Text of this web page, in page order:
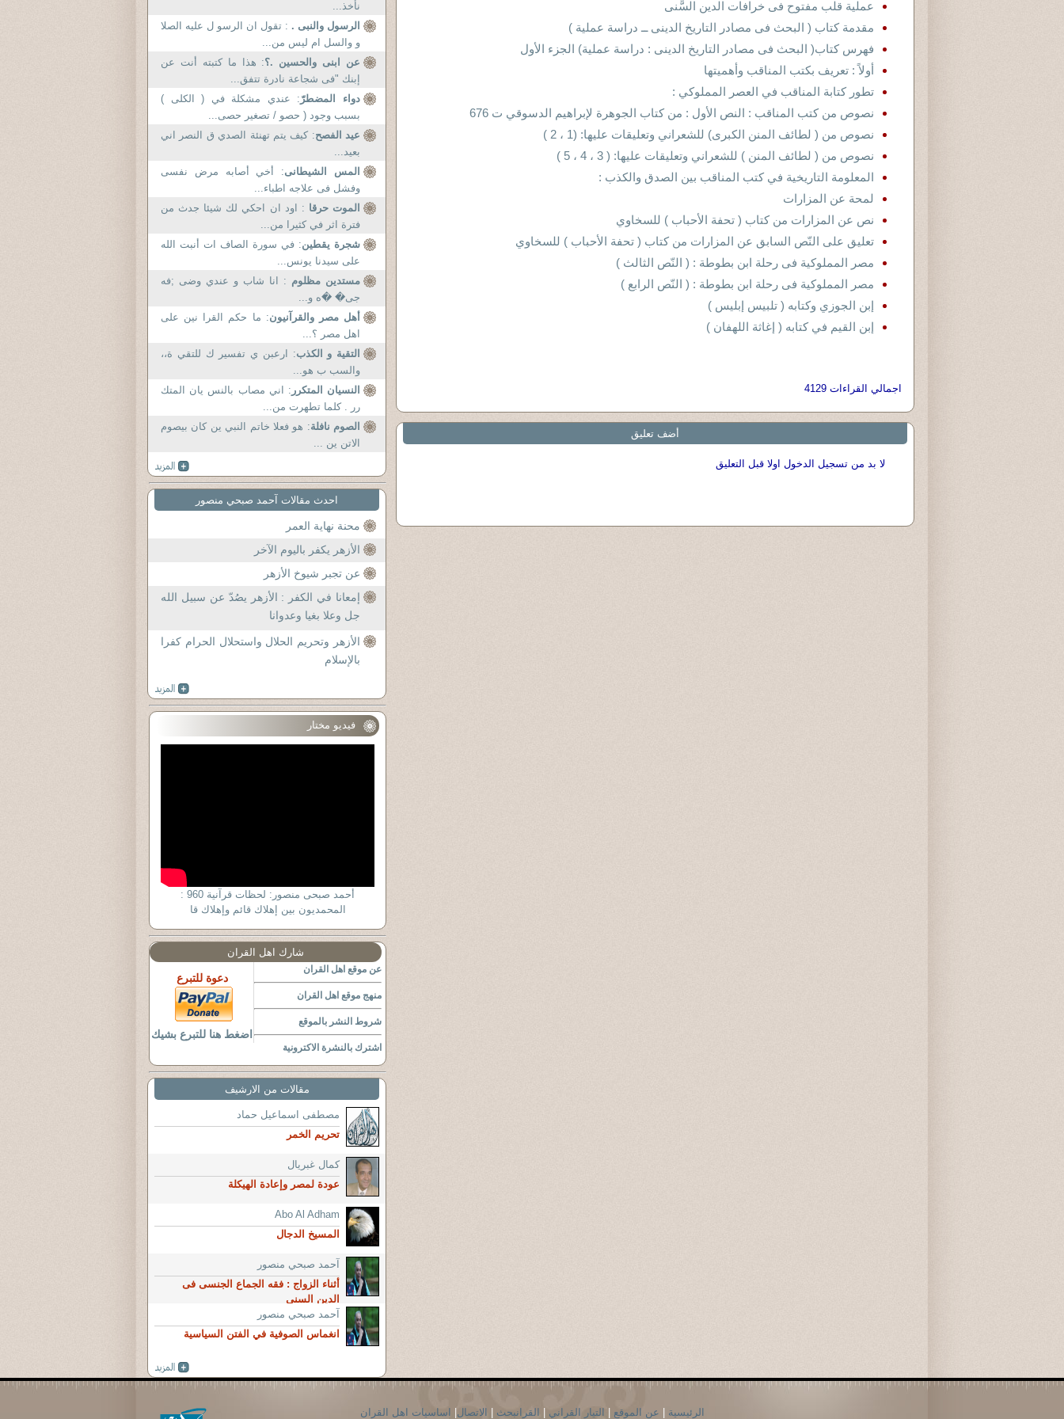
عملية قلب مفتوح فى خرافات الدين السًّنى
مقدمة كتاب ( البحث فى مصادر التاريخ الدينى ــ دراسة عملية )
فهرس كتاب( البحث فى مصادر التاريخ الدينى : دراسة عملية) الجزء الأول
أولاً : تعريف بكتب المناقب وأهميتها
تطور كتابة المناقب في العصر المملوكي :
نصوص من كتب المناقب : النص الأول : من كتاب الجوهرة لإبراهيم الدسوقي ت 676
نصوص من ( لطائف المنن الكبرى) للشعراني وتعليقات عليها: (1 ، 2 )
نصوص من ( لطائف المنن ) للشعراني وتعليقات عليها: ( 3 ، 4 ، 5 )
المعلومة التاريخية في كتب المناقب بين الصدق والكذب :
لمحة عن المزارات
نص عن المزارات من كتاب ( تحفة الأحباب ) للسخاوي
تعليق على النّص السابق عن المزارات من كتاب ( تحفة الأحباب ) للسخاوي
مصر المملوكية فى رحلة ابن بطوطة : ( النّص الثالث )
مصر المملوكية فى رحلة ابن بطوطة : ( النّص الرابع )
إبن الجوزي وكتابه ( تلبيس إبليس )
إبن القيم في كتابه ( إغاثة اللهفان )
اجمالي القراءات 4129
أضف تعليق
لا بد من تسجيل الدخول اولا قبل التعليق
نأخذ...
الرسول والنبى . : تقول ان الرسو ل عليه الصلا
و والسل ام ليس من...
عن ابنى والحسين .؟: هذا ما كتبته أنت عن
إبنك "فى شجاعة نادرة تتفق...
دواء المضطرّ : عندي مشكلة في ( الكلى )
بسبب وجود ( حصو / تصغير حصى...
عيد الفصح: كيف يتم تهنئة الصدي ق النصر اني
بعيد...
المس الشيطانى: أخي أصابه مرض نفسى
وفشل فى علاجه اطباء...
الموت حرقا : اود ان احكي لك شيئا جدث من
فترة اثر في كثيرا من...
شجرة يقطين: في سورة الصاف ات أنبت الله
على سيدنا يونس...
مستدين مظلوم : انا شاب و عندي وضی ;فە
جی� �ە و...
أهل مصر والقرآنيون: ما حكم القرا نين على
اهل مصر ؟...
التقية و الكذب: ارعبن ي تفسير ك للتقي ة،،
والسب ب هو...
النسيان المتكرر : اني مصاب بالنس يان المتك
رر . كلما تطهرت من...
الصوم نافلة: هو فعلا خاتم النبي ين كان بيصوم
الاتن ين ...
احدث مقالات آحمد صبحي منصور
محنة نهاية العمر
الأزهر يكفر باليوم الآخر
عن تجبر شيوخ الأزهر
إمعانا في الكفر : الأزهر يصُدّ عن سبيل الله
جل وعلا بغيا وعدوانا
الأزهر وتحريم الحلال واستحلال الحرام كفرا
بالإسلام
فيديو مختار
أحمد صبحى منصور: لحظات قرآنية 960 :
المحمديون بين إهلاك قائم وإهلاك قا
شارك اهل القران
عن موقع اهل القران
منهج موقع اهل القران
شروط النشر بالموقع
اشترك بالنشرة الاكترونية
دعوة للتبرع
اضغط هنا للتبرع بشيك
مقالات من الارشيف
مصطفى اسماعيل حماد
تحريم الخمر
كمال غبريال
عودة لمصر وإعادة الهيكلة
Abo Al Adham
المسيخ الدجال
آحمد صبحي منصور
أثناء الزواج : فقه الجماع الجنسى فى
الدين السنى
آحمد صبحي منصور
انغماس الصوفية في الفتن السياسية
الرئيسية عن الموقع التيار القراني القرانبحث الاتصال اساسيات اهل القران